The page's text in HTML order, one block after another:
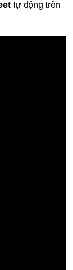
tự động trên